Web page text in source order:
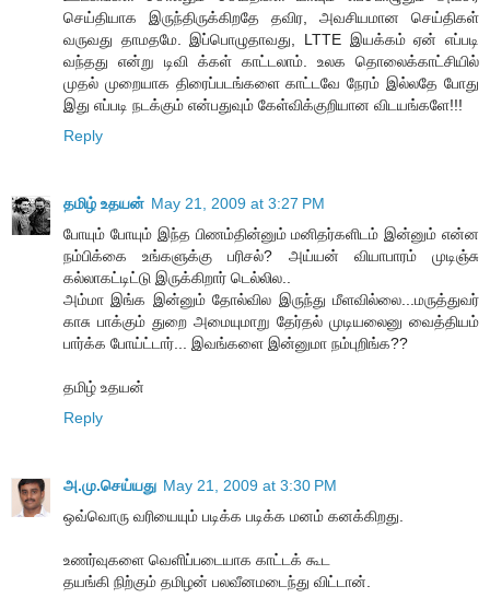
செய்தியாக இருந்திருக்கிறதே தவிர, அவசியமான செய்திகள்
வருவது தாமதமே. இப்பொழுதாவது, LTTE இயக்கம் ஏன் எப்படி
வந்தது என்று டிவி க்கள் காட்டலாம். உலக தொலைக்காட்சியில்
முதல் முறையாக திரைப்படங்களை காட்டவே நேரம் இல்லதே போது
இது எப்படி நடக்கும் என்பதுவும் கேள்விக்குறியான விடயங்களே!!!
Reply
தமிழ் உதயன் May 21, 2009 at 3:27 PM
போயும் போயும் இந்த பிணம்தின்னும் மனிதர்களிடம் இன்னும் என்ன
நம்பிக்கை உங்களுக்கு பரிசல்? அய்யன் வியாபாரம் முடிஞ்சு
கல்லாகட்டிட்டு இருக்கிறார் டெல்லில..
அம்மா இங்க இன்னும் தோல்வில இருந்து மீளவில்லை...மருத்துவர்
காசு பாக்கும் துறை அமையுமாறு தேர்தல் முடியலைனு வைத்தியம்
பார்க்க போய்ட்டார்... இவங்களை இன்னுமா நம்புறிங்க??
தமிழ் உதயன்
Reply
அ.மு.செய்யது May 21, 2009 at 3:30 PM
ஒவ்வொரு வரியையும் படிக்க படிக்க மனம் கனக்கிறது.
உணர்வுகளை வெளிப்படையாக காட்டக் கூட
தயங்கி நிற்கும் தமிழன் பலவீனமடைந்து விட்டான்.